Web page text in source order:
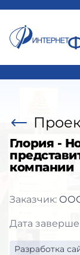
Глория -
компании
Заказчик: ООО
Дата
Разработка